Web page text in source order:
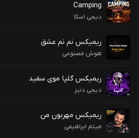
Camping
دیجی اسکا
ریمیکس نم نم عشق
هوش مصنوعی
ریمیکس گلپا موی سفید
دیجی دنیز
ریمیکس مهربون من
میثم ابراهیمی